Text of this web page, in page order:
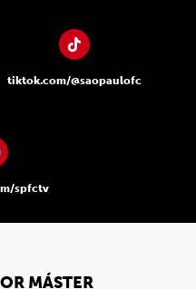
tiktok.com/@saopaulofc
spfctv
MÁSTER